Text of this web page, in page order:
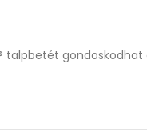
talpbetét gondoskodhat